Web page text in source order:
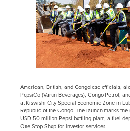
American, British, and Congolese officials,
PepsiCo (Varun Beverages), Congo Petrol,
at Kiswishi City Special Economic Zone in
Republic of the Congo. The launch marks the
USD 50 million Pepsi bottling plant, a fuel
One-Stop Shop for investor services.